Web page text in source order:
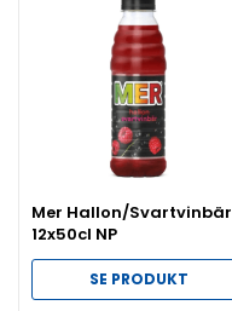
Mer Hallon/Svartvinbär
12x50cl NP
SE PRODUKT